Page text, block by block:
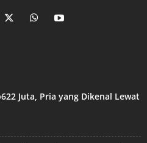
Juta, Pria yang Dikenal Lewat